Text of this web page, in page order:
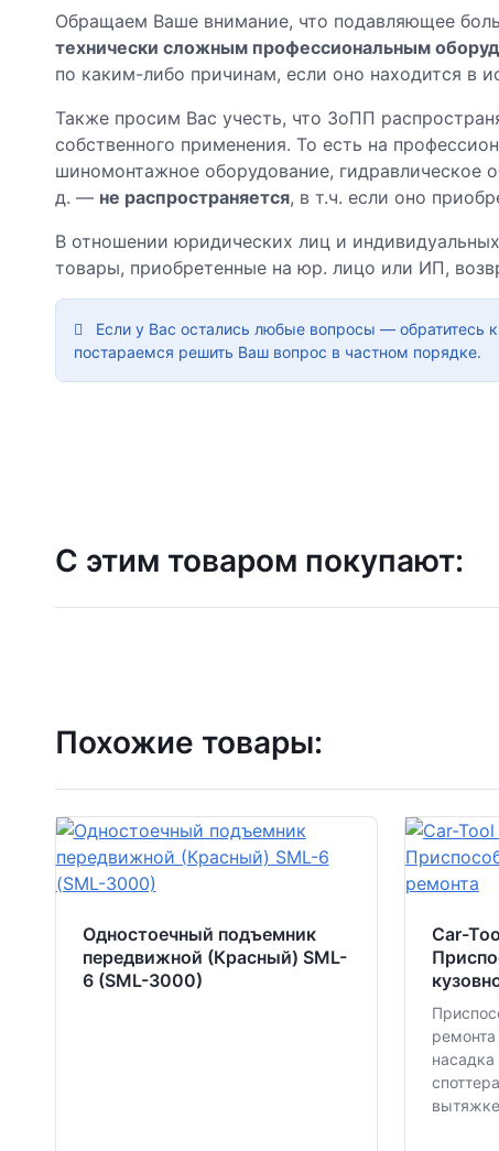
Обращаем Ваше внимание, что подавляющее
технически сложным профессиональным
по каким-либо причинам, если оно находится в
Также просим Вас учесть, что ЗоПП
собственного применения. То есть на
шиномонтажное оборудование, гидравлическое
д. — не распространяется, в т.ч. если оно
В отношении юридических лиц и
товары, приобретенные на юр. лицо или ИП,
Если у Вас остались любые вопросы —
постараемся решить Ваш вопрос в частном порядке.
С этим товаром покупают:
Похожие товары:
Одностоечный подъемник
передвижной (Красный) SML-
6 (SML-3000)
Car-